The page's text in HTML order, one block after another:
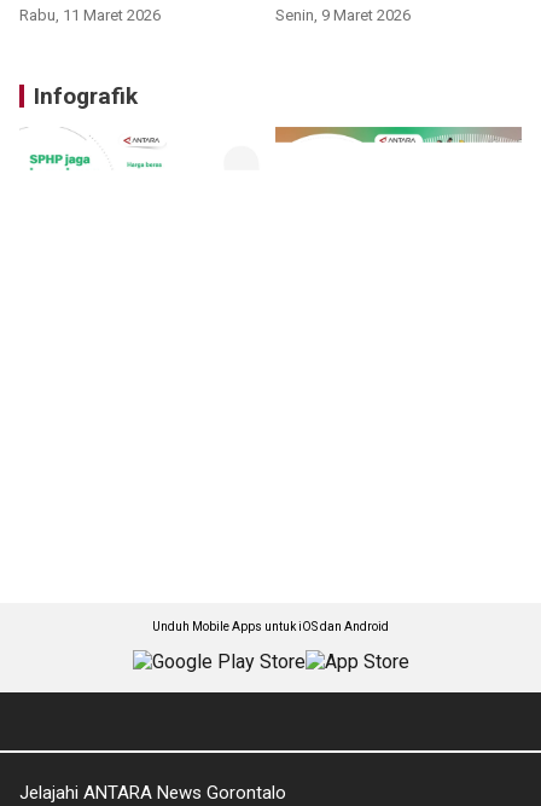
Rabu, 11 Maret 2026 Senin, 9 Maret 2026
Infografik
Unduh Mobile Apps untuk iOS dan Android
Jelajahi ANTARA News Gorontalo